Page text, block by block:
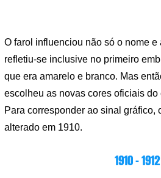
O farol influenciou não só o nome
refletiu-se inclusive no primeiro
que era amarelo e branco. Mas
escolheu as novas cores oficiais
Para corresponder ao sinal gráfico,
alterado em 1910.
1910 – 1912